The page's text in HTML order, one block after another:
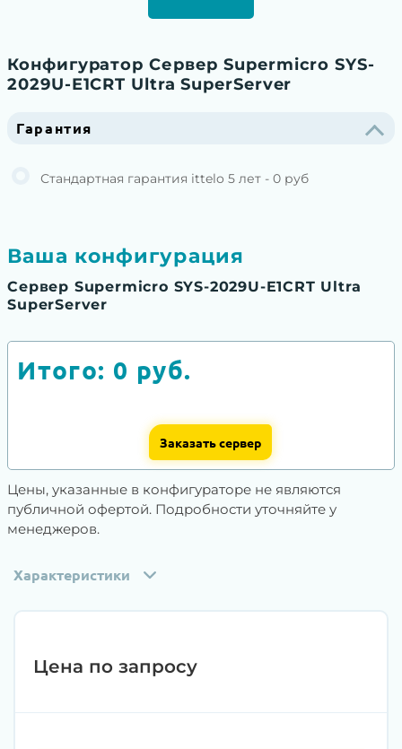
Конфигуратор Сервер Supermicro SYS-
2029U-E1CRT Ultra SuperServer
Гарантия
Стандартная гарантия ittelo 5 лет - 0 руб
Ваша конфигурация
Сервер Supermicro SYS-2029U-E1CRT Ultra
SuperServer
Итого: 0 руб.
Заказать сервер
Цены, указанные в конфигураторе не являются
публичной офертой. Подробности уточняйте у
менеджеров.
Характеристики
Цена по запросу